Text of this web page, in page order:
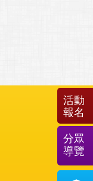
活動
報名
分眾
導覽